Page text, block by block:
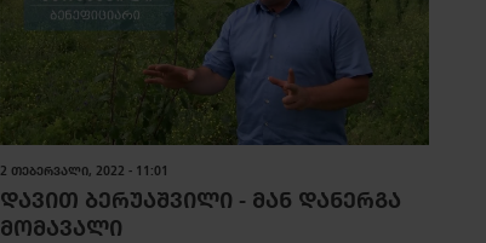
2 ᲗᲔᲑᲔᲠᲕᲐᲚᲘ, 2022 - 11:01
ᲓᲐᲕᲘᲗ ᲑᲔᲠᲣᲐᲨᲕᲘᲚᲘ - ᲛᲐᲜ ᲓᲐᲜᲔᲠᲒᲐ
ᲛᲝᲛᲐᲕᲐᲚᲘ